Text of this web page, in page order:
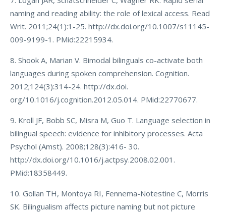
naming and reading ability: the role of lexical access. Read
Writ. 2011;24(1):1-25. http://dx.doi.org/10.1007/s11145-
009-9199-1. PMid:22215934.
8. Shook A, Marian V. Bimodal bilinguals co-activate both
languages during spoken comprehension. Cognition.
2012;124(3):314-24. http://dx.doi.
org/10.1016/j.cognition.2012.05.014. PMid:22770677.
9. Kroll JF, Bobb SC, Misra M, Guo T. Language selection in
bilingual speech: evidence for inhibitory processes. Acta
Psychol (Amst). 2008;128(3):416- 30.
http://dx.doi.org/10.1016/j.actpsy.2008.02.001.
PMid:18358449.
10. Gollan TH, Montoya RI, Fennema-Notestine C, Morris
SK. Bilingualism affects picture naming but not picture